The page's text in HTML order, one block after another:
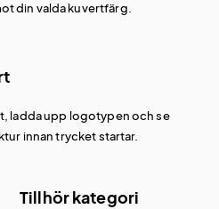
din valda kuvertfärg.
ladda upp logotypen och se
innan trycket startar.
Tillhör kategori